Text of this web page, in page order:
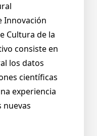
Innovación
Cultura de la
consiste en
los datos
científicas
experiencia
nuevas